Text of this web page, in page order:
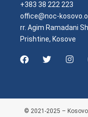
+383 38 222 223
office@noc-
rr. Agim Ramadani
Prishtine, Kosove
© 2021-2025 –